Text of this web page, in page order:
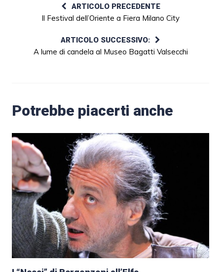
ARTICOLO PRECEDENTE
Il Festival dell’Oriente a Fiera Milano City
ARTICOLO SUCCESSIVO:
A lume di candela al Museo Bagatti Valsecchi
Potrebbe piacerti anche